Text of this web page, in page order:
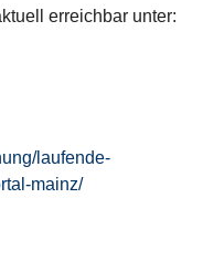
erreichbar unter:
laufende-
mainz/